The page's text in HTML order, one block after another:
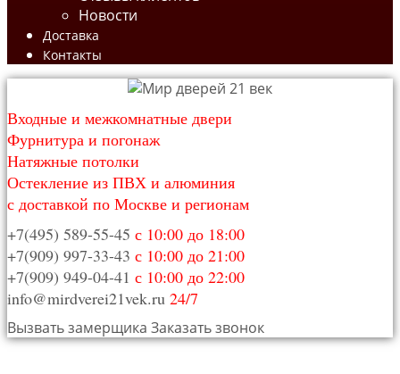
Новости
Доставка
Контакты
Входные и межкомнатные двери
Фурнитура и погонаж
Натяжные потолки
Остекление из ПВХ и алюминия
с доставкой по Москве и регионам
+7(495) 589-55-45 с 10:00 до 18:00
+7(909) 997-33-43 с 10:00 до 21:00
+7(909) 949-04-41 с 10:00 до 22:00
info@mirdverei21vek.ru 24/7
Вызвать замерщика Заказать звонок